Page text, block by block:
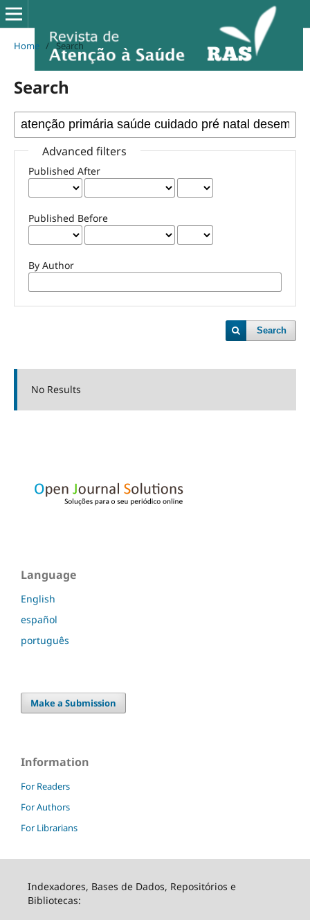
Home / Search
Search
Advanced filters
Published After
Published Before
By Author
Search
No Results
Language
English
español
português
Make a Submission
Information
For Readers
For Authors
For Librarians
Indexadores, Bases de Dados, Repositórios e
Bibliotecas: